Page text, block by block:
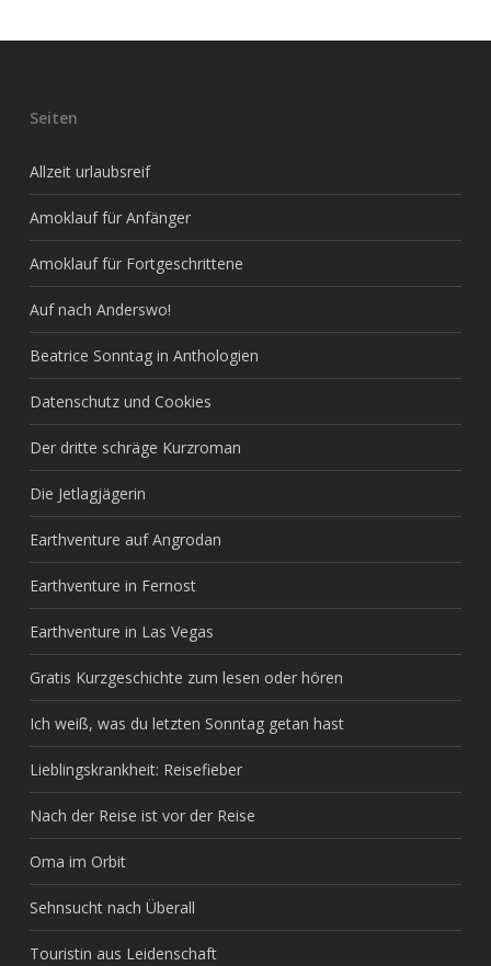
Seiten
Allzeit urlaubsreif
Amoklauf für Anfänger
Amoklauf für Fortgeschrittene
Auf nach Anderswo!
Beatrice Sonntag in Anthologien
Datenschutz und Cookies
Der dritte schräge Kurzroman
Die Jetlagjägerin
Earthventure auf Angrodan
Earthventure in Fernost
Earthventure in Las Vegas
Gratis Kurzgeschichte zum lesen oder hören
Ich weiß, was du letzten Sonntag getan hast
Lieblingskrankheit: Reisefieber
Nach der Reise ist vor der Reise
Oma im Orbit
Sehnsucht nach Überall
Touristin aus Leidenschaft